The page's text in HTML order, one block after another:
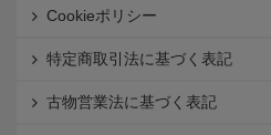
Cookieポリシー
特定商取引法に基づく表記
古物営業法に基づく表記